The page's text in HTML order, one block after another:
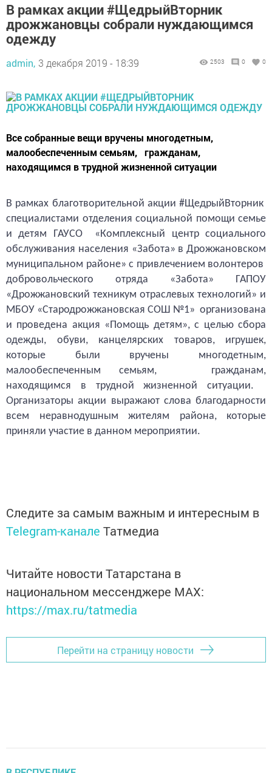
В рамках акции #ЩедрыйВторник
дрожжановцы собрали нуждающимся
одежду
admin, 3 декабря 2019 - 18:39 2503 0 0
Все собранные вещи вручены многодетным,
малообеспеченным семьям, гражданам,
находящимся в трудной жизненной ситуации
В рамках благотворительной акции #ЩедрыйВторник
специалистами отделения социальной помощи семье
и детям ГАУСО «Комплексный центр социального
обслуживания населения «Забота» в Дрожжановском
муниципальном районе» с привлечением волонтеров
добровольческого отряда «Забота» ГАПОУ
«Дрожжановский техникум отраслевых технологий» и
МБОУ «Стародрожжановская СОШ №1» организована
и проведена акция «Помощь детям», с целью сбора
одежды, обуви, канцелярских товаров, игрушек,
которые были вручены многодетным,
малообеспеченным семьям, гражданам,
находящимся в трудной жизненной ситуации.
Организаторы акции выражают слова благодарности
всем неравнодушным жителям района, которые
приняли участие в данном мероприятии.
Следите за самым важным и интересным в
Telegram-канале Татмедиа
Читайте новости Татарстана в
национальном мессенджере MАХ:
https://max.ru/tatmedia
Перейти на страницу новости